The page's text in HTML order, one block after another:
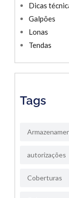
Dicas
Galpões
Lonas
Tendas
Tags
autorizações
Coberturas